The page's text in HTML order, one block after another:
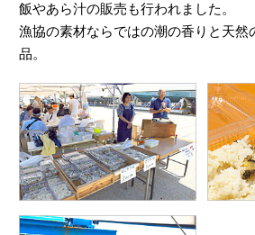
飯やあら汁の販売も行われました。
漁協の素材ならではの潮の香りと天然
品。